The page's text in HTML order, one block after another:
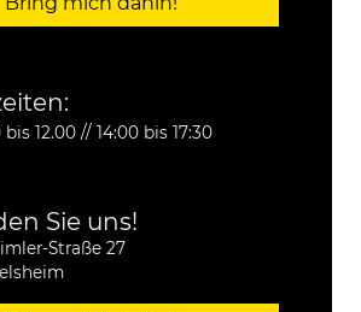
bis 12.00 // 14:00 bis 17:30
Sie uns!
Straße 27